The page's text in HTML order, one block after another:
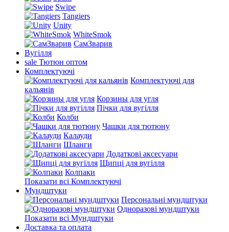
Swipe
Tangiers
Unity
WhiteSmok
СамЗварив
Вугілля
sale Тютюн оптом
Комплектуючі
Комплектуючі для
кальянів
Корзины для угля
Пічки для вугілля
Колби
Чашки для тютюну
Калауди
Шланги
Додаткові аксесуари
Щипці для вугілля
Колпаки
Показати всі Комплектуючі
Мундштуки
Персональні мундштуки
Одноразові мундштуки
Показати всі Мундштуки
Доставка та оплата